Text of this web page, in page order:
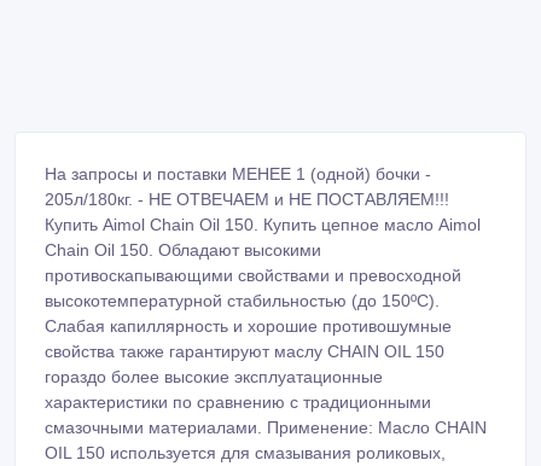
На запросы и поставки МЕНЕЕ 1 (одной) бочки -
205л/180кг. - НЕ ОТВЕЧАЕМ и НЕ ПОСТАВЛЯЕМ!!!
Купить Aimol Chain Oil 150. Купить цепное масло Aimol
Chain Oil 150. Обладают высокими
противоскапывающими свойствами и превосходной
высокотемпературной стабильностью (до 150ºC).
Слабая капиллярность и хорошие противошумные
свойства также гарантируют маслу CHAIN OIL 150
гораздо более высокие эксплуатационные
характеристики по сравнению с традиционными
смазочными материалами. Применение: Масло CHAIN
OIL 150 используется для смазывания роликовых,